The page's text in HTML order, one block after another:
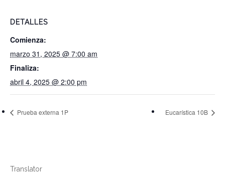
DETALLES
Comienza:
marzo 31, 2025 @ 7:00 am
Finaliza:
abril 4, 2025 @ 2:00 pm
Prueba externa 1P Eucarística 10B
Translator